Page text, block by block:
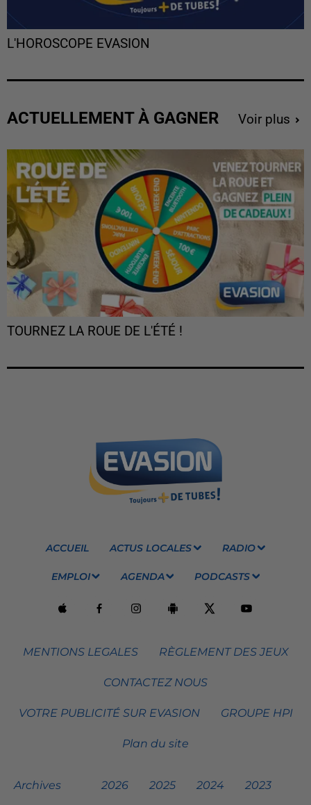
L'HOROSCOPE EVASION
ACTUELLEMENT À GAGNER Voir plus
TOURNEZ LA ROUE DE L'ÉTÉ !
ACCUEIL ACTUS LOCALES RADIO
EMPLOI AGENDA PODCASTS
MENTIONS LEGALES RÈGLEMENT DES JEUX
CONTACTEZ NOUS
VOTRE PUBLICITÉ SUR EVASION GROUPE HPI
Plan du site
Archives 2026 2025 2024 2023